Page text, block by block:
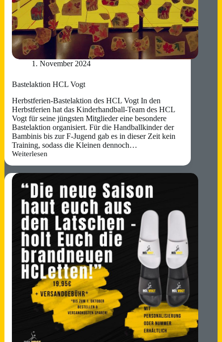
1. November 2024
Bastelaktion HCL Vogt
Herbstferien-Bastelaktion des HCL Vogt In den
Herbstferien hat das Kinderhandball-Team des HCL
Vogt für seine jüngsten Mitglieder eine besondere
Bastelaktion organisiert. Für die Handballkinder der
Bambinis bis zur F-Jugend gab es in dieser Zeit kein
Training, sodass die Kleinen dennoch…
Weiterlesen
Bastelaktion
HCL
Vogt